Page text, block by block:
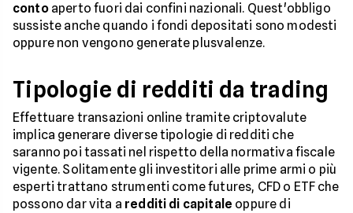
contoaperto fuori dai confini nazionali. Quest'obbligo
sussiste anche quando i fondi depositati sono modesti
oppure non vengono generate plusvalenze.
Tipologie di redditi da trading
Effettuare transazioni online tramite criptovalute
implica generare diverse tipologie di redditi che
saranno poi tassati nel rispetto della normativa fiscale
vigente. Solitamente gli investitori alle prime armi o più
esperti trattano strumenti come futures, CFD o ETF che
possono dar vita a redditi di capitale oppure di